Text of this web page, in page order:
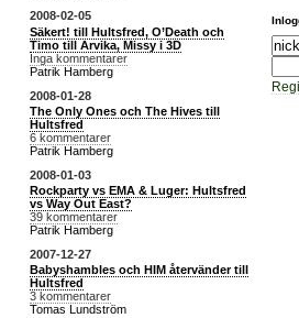
2008-02-05
Säkert! till Hultsfred, O’Death och
Timo till Arvika, Missy i 3D
Inga kommentarer
Patrik Hamberg
2008-01-28
The Only Ones och The Hives till
Hultsfred
6 kommentarer
Patrik Hamberg
2008-01-03
Rockparty vs EMA & Luger: Hultsfred
vs Way Out East?
39 kommentarer
Patrik Hamberg
2007-12-27
Babyshambles och HIM återvänder till
Hultsfred
3 kommentarer
Tomas Lundström